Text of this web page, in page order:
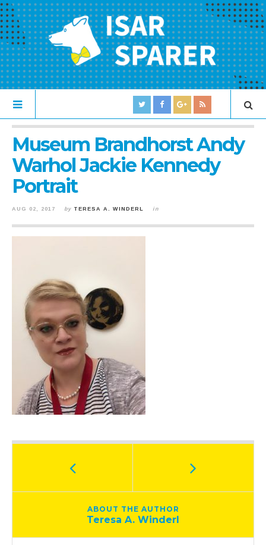
Museum Brandhorst Andy
Warhol Jackie Kennedy
Portrait
AUG 02, 2017 by TERESA A. WINDERL in
ABOUT THE AUTHOR
Teresa A. Winderl